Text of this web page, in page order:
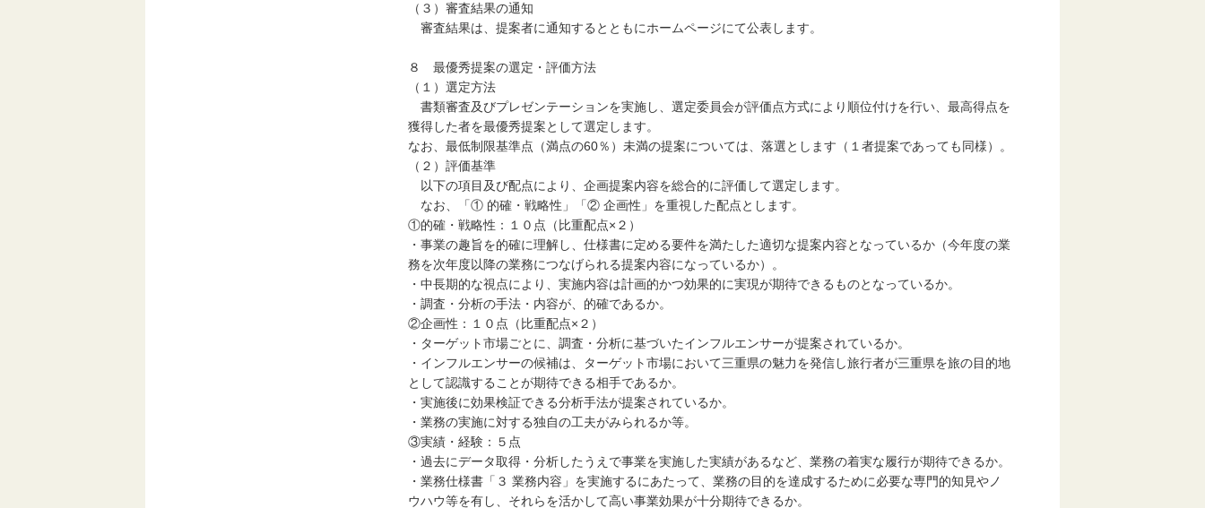
（３）審査結果の通知
審査結果は、提案者に通知するとともにホームページにて公表します。
８ 最優秀提案の選定・評価方法
（１）選定方法
書類審査及びプレゼンテーションを実施し、選定委員会が評価点方式により順位付けを行い、最高得点を
獲得した者を最優秀提案として選定します。
なお、最低制限基準点（満点の60％）未満の提案については、落選とします（１者提案であっても同様）。
（２）評価基準
以下の項目及び配点により、企画提案内容を総合的に評価して選定します。
なお、「① 的確・戦略性」「② 企画性」を重視した配点とします。
①的確・戦略性：１０点（比重配点×２）
・事業の趣旨を的確に理解し、仕様書に定める要件を満たした適切な提案内容となっているか（今年度の業
務を次年度以降の業務につなげられる提案内容になっているか）。
・中長期的な視点により、実施内容は計画的かつ効果的に実現が期待できるものとなっているか。
・調査・分析の手法・内容が、的確であるか。
②企画性：１０点（比重配点×２）
・ターゲット市場ごとに、調査・分析に基づいたインフルエンサーが提案されているか。
・インフルエンサーの候補は、ターゲット市場において三重県の魅力を発信し旅行者が三重県を旅の目的地
として認識することが期待できる相手であるか。
・実施後に効果検証できる分析手法が提案されているか。
・業務の実施に対する独自の工夫がみられるか等。
③実績・経験：５点
・過去にデータ取得・分析したうえで事業を実施した実績があるなど、業務の着実な履行が期待できるか。
・業務仕様書「３ 業務内容」を実施するにあたって、業務の目的を達成するために必要な専門的知見やノ
ウハウ等を有し、それらを活かして高い事業効果が十分期待できるか。